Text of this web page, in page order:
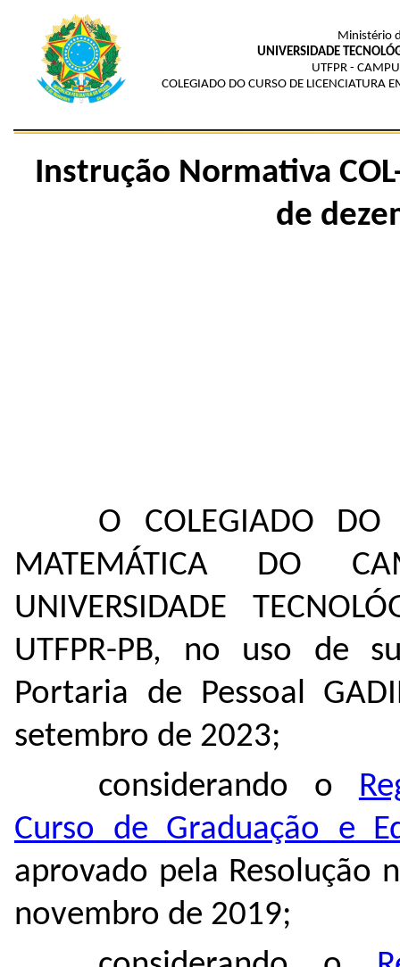
Ministério
UNIVERSIDADE
UTFPR -
COLEGIADO DO CURSO DE LICENCIATURA
Instrução Normativa
de
O COLEGIADO DO
MATEMÁTICA DO
UNIVERSIDADE
UTFPR-PB, no uso de
Portaria de Pessoal
setembro de 2023;
considerando o
Curso de Graduação e
aprovado pela Resolução
novembro de 2019;